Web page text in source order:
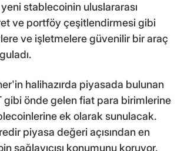
stablecoinin uluslararası
ve portföy çeşitlendirmesi gibi
ve işletmelere güvenilir bir araç
halihazırda piyasada bulunan
gibi önde gelen fiat para birimlerine
ek olarak sunulacak.
piyasa değeri açısından en
sağlayıcısı konumunu koruyor.